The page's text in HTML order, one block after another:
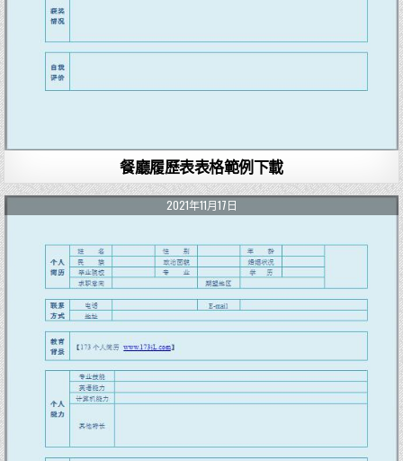
餐廳履歷表表格範例下載
2021年11月17日